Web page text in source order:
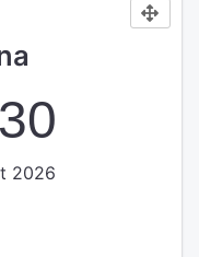
2026